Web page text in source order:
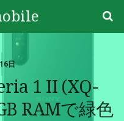
日
1 II (XQ-
RAMで緑色